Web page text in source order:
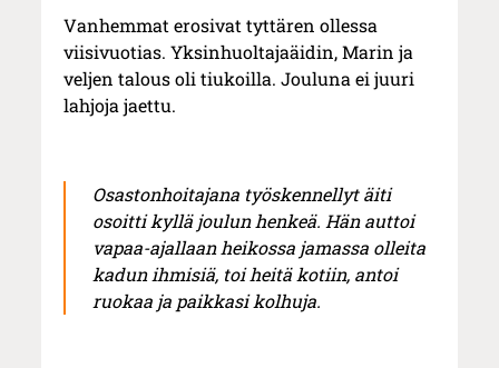
Vanhemmat erosivat tyttären ollessa
viisivuotias. Yksinhuoltajaäidin, Marin ja
veljen talous oli tiukoilla. Jouluna ei juuri
lahjoja jaettu.
Osastonhoitajana työskennellyt äiti
osoitti kyllä joulun henkeä. Hän auttoi
vapaa-ajallaan heikossa jamassa olleita
kadun ihmisiä, toi heitä kotiin, antoi
ruokaa ja paikkasi kolhuja.